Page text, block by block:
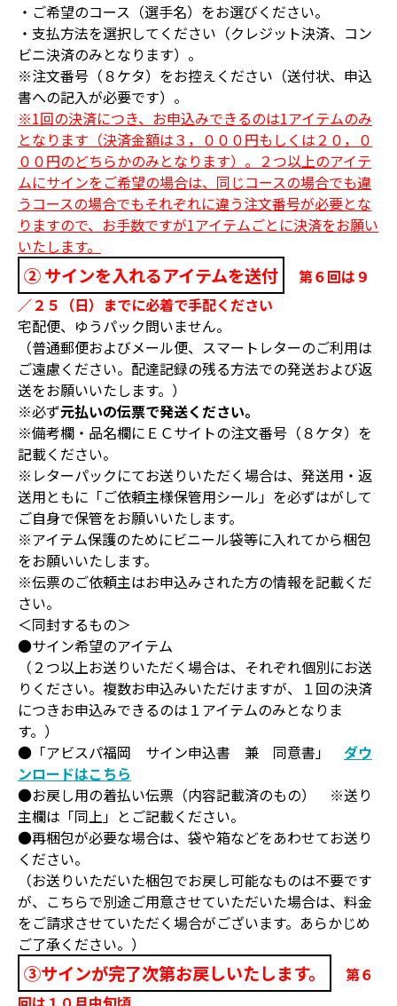
・ご希望のコース（選手名）をお選びください。
・支払方法を選択してください（クレジット決済、コン
ビニ決済のみとなります）。
※注文番号（８ケタ）をお控えください（送付状、申込
書への記入が必要です）。
※1回の決済につき、お申込みできるのは1アイテムのみ
となります（決済金額は３，０００円もしくは２０，０
００円のどちらかのみとなります）。２つ以上のアイテ
ムにサインをご希望の場合は、同じコースの場合でも違
うコースの場合でもそれぞれに違う注文番号が必要とな
りますので、お手数ですが1アイテムごとに決済をお願い
いたします。
② サインを入れるアイテムを送付
第６回は９
／２５（日）までに必着で手配ください
宅配便、ゆうパック問いません。
（普通郵便およびメール便、スマートレターのご利用は
ご遠慮ください。配達記録の残る方法での発送および返
送をお願いいたします。）
※必ず元払いの伝票で発送ください。
※備考欄・品名欄にＥＣサイトの注文番号（８ケタ）を
記載ください。
※レターパックにてお送りいただく場合は、発送用・返
送用ともに「ご依頼主様保管用シール」を必ずはがして
ご自身で保管をお願いいたします。
※アイテム保護のためにビニール袋等に入れてから梱包
をお願いいたします。
※伝票のご依頼主はお申込みされた方の情報を記載くだ
さい。
＜同封するもの＞
●サイン希望のアイテム
（２つ以上お送りいただく場合は、それぞれ個別にお送
りください。複数お申込みいただけますが、１回の決済
につきお申込みできるのは１アイテムのみとなりま
す。）
●「アビスパ福岡 サイン申込書 兼 同意書」 ダウ
ンロードはこちら
●お戻し用の着払い伝票（内容記載済のもの） ※送り
主欄は「同上」とご記載ください。
●再梱包が必要な場合は、袋や箱などをあわせてお送り
ください。
（お送りいただいた梱包でお戻し可能なものは不要です
が、こちらで別途ご用意させていただいた場合は、料金
をご請求させていただく場合がございます。あらかじめ
ご了承ください。）
③サインが完了次第お戻しいたします。
第６